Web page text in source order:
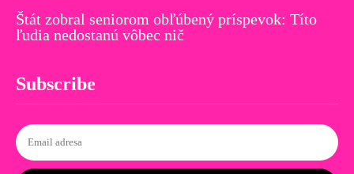
Štát zobral seniorom obľúbený príspevok: Títo
ľudia nedostanú vôbec nič
Subscribe